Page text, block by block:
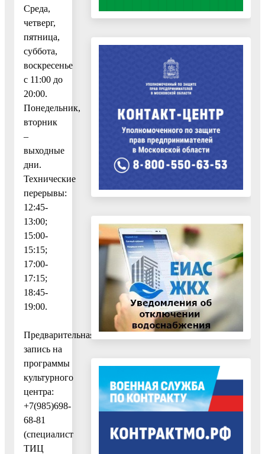
Среда,
четверг,
пятница,
суббота,
воскресенье
с 11:00 до
20:00.
Понедельник,
вторник
–
выходные
дни.
Технические
перерывы:
12:45-
13:00;
15:00-
15:15;
17:00-
17:15;
18:45-
19:00.
Предварительная
запись на
программы
культурного
центра:
+7(985)698-
68-81
(специалист
ТИЦ